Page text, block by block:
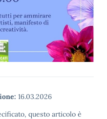
16.03.2026
questo articolo è